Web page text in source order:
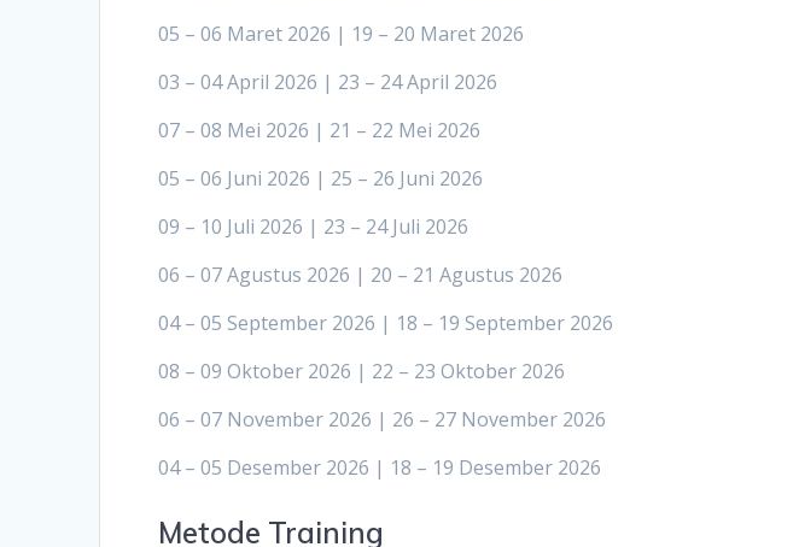
05 – 06 Maret 2026 | 19 – 20 Maret 2026
03 – 04 April 2026 | 23 – 24 April 2026
07 – 08 Mei 2026 | 21 – 22 Mei 2026
05 – 06 Juni 2026 | 25 – 26 Juni 2026
09 – 10 Juli 2026 | 23 – 24 Juli 2026
06 – 07 Agustus 2026 | 20 – 21 Agustus 2026
04 – 05 September 2026 | 18 – 19 September 2026
08 – 09 Oktober 2026 | 22 – 23 Oktober 2026
06 – 07 November 2026 | 26 – 27 November 2026
04 – 05 Desember 2026 | 18 – 19 Desember 2026
Metode Training